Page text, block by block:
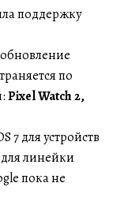
поддержку
по
Pixel Watch 2,
7 для устройств
линейки
пока не